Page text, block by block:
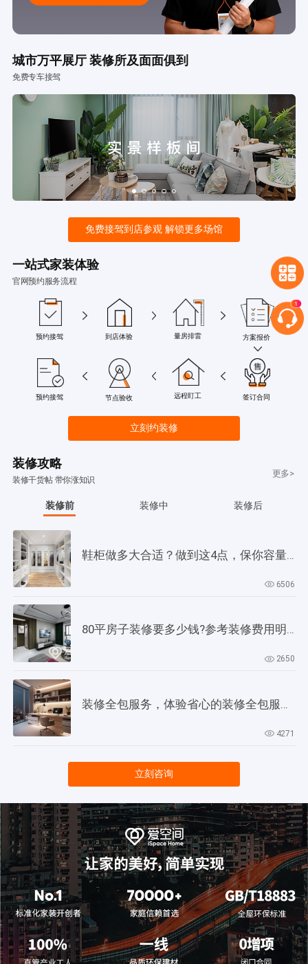
城市万平展厅 装修所及面面俱到
免费专车接驾
免费接驾到店参观 解锁更多场馆
一站式家装体验
官网预约服务流程
预约接驾 到店体验 量房排雷 方案报价
预约接驾 节点验收 远程盯工 签订合同
立刻约装修
装修攻略
装修干货帖 带你涨知识
更多>
装修前 装修中 装修后
鞋柜做多大合适？做到这4点，保你容量大，用起来更方便
6506
80平房子装修要多少钱?参考装修费用明细!
2650
4271
立刻咨询